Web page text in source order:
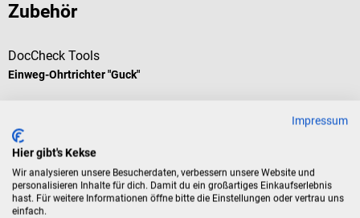
Zubehör
DocCheck Tools
Einweg-Ohrtrichter "Guck"
Durchschnittliche Bewertung von 4.67 von 5 Sternen
Größe:Ø 2,5 mm
Impressum
Hier gibt's Kekse
Wir analysieren unsere Besucherdaten, verbessern unsere Website und
personalisieren Inhalte für dich. Damit du ein großartiges Einkaufserlebnis
hast. Für weitere Informationen öffne bitte die Einstellungen oder vertrau uns
einfach.